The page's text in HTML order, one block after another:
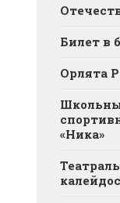
Билет в
Орлята
«Ника»